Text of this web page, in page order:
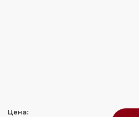
Цена: